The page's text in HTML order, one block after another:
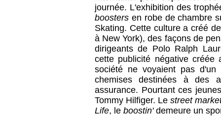
journée. L'exhibition des
boosters en robe de chambre
Skating. Cette culture a créé
à New York), des façons de
dirigeants de Polo Ralph
cette publicité négative
société ne voyaient pas
chemises destinées à des
assurance. Pourtant ces
Tommy Hilfiger. Le street
Life, le boostin' demeure un